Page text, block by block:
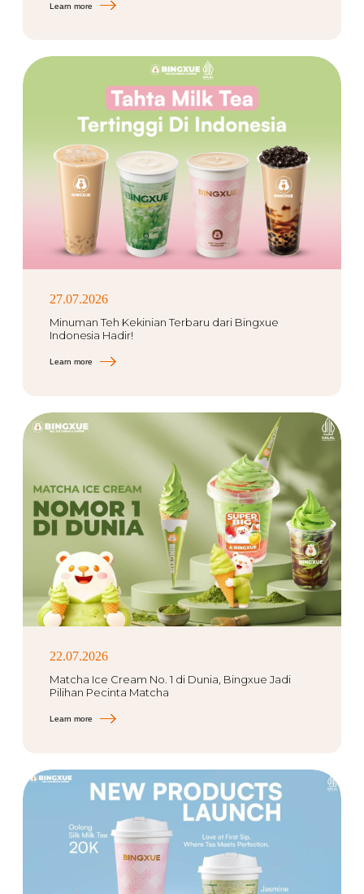
Learn more
27.07.2026
Minuman Teh Kekinian Terbaru dari Bingxue
Indonesia Hadir!
Learn more
22.07.2026
Matcha Ice Cream No. 1 di Dunia, Bingxue Jadi
Pilihan Pecinta Matcha
Learn more